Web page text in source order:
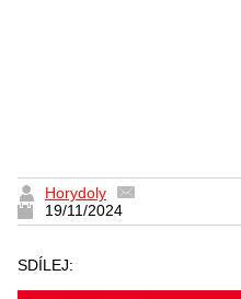
Horydoly
19/11/2024
SDÍLEJ: